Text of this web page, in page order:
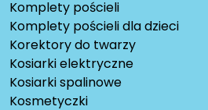
Komplety pościeli
Komplety pościeli dla dzieci
Korektory do twarzy
Kosiarki elektryczne
Kosiarki spalinowe
Kosmetyczki